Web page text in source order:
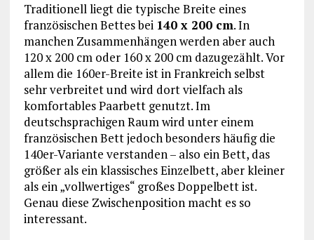
Traditionell liegt die typische Breite eines
französischen Bettes bei 140 x 200 cm. In
manchen Zusammenhängen werden aber auch
120 x 200 cm oder 160 x 200 cm dazugezählt. Vor
allem die 160er-Breite ist in Frankreich selbst
sehr verbreitet und wird dort vielfach als
komfortables Paarbett genutzt. Im
deutschsprachigen Raum wird unter einem
französischen Bett jedoch besonders häufig die
140er-Variante verstanden – also ein Bett, das
größer als ein klassisches Einzelbett, aber kleiner
als ein „vollwertiges“ großes Doppelbett ist.
Genau diese Zwischenposition macht es so
interessant.